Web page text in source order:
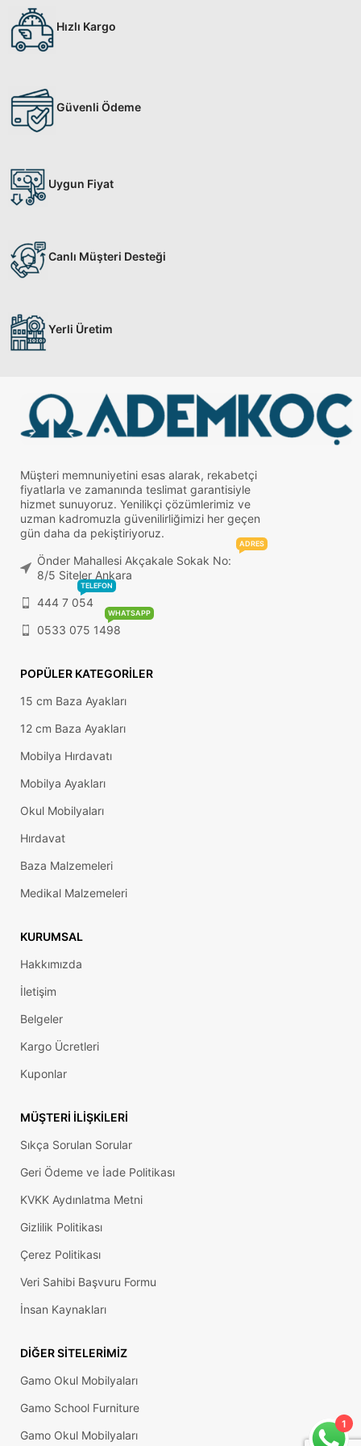
Hızlı Kargo
Güvenli Ödeme
Uygun Fiyat
Canlı Müşteri Desteği
Yerli Üretim
Müşteri memnuniyetini esas alarak, rekabetçi
fiyatlarla ve zamanında teslimat garantisiyle
hizmet sunuyoruz. Yenilikçi çözümlerimiz ve
uzman kadromuzla güvenilirliğimizi her geçen
gün daha da pekiştiriyoruz.
Önder Mahallesi Akçakale Sokak No:
8/5 Siteler Ankara
ADRES
444 7 054
TELEFON
0533 075 1498
WHATSAPP
POPÜLER KATEGORILER
15 cm Baza Ayakları
12 cm Baza Ayakları
Mobilya Hırdavatı
Mobilya Ayakları
Okul Mobilyaları
Hırdavat
Baza Malzemeleri
Medikal Malzemeleri
KURUMSAL
Hakkımızda
İletişim
Belgeler
Kargo Ücretleri
Kuponlar
MÜŞTERI İLIŞKILERI
Sıkça Sorulan Sorular
Geri Ödeme ve İade Politikası
KVKK Aydınlatma Metni
Gizlilik Politikası
Çerez Politikası
Veri Sahibi Başvuru Formu
İnsan Kaynakları
DIĞER SITELERIMIZ
Gamo Okul Mobilyaları
Gamo School Furniture
Gamo Okul Mobilyaları
1